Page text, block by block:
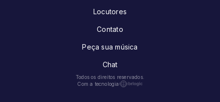
Locutores
Contato
Peça sua música
Chat
Todos os direitos reservados.
Com a tecnologia